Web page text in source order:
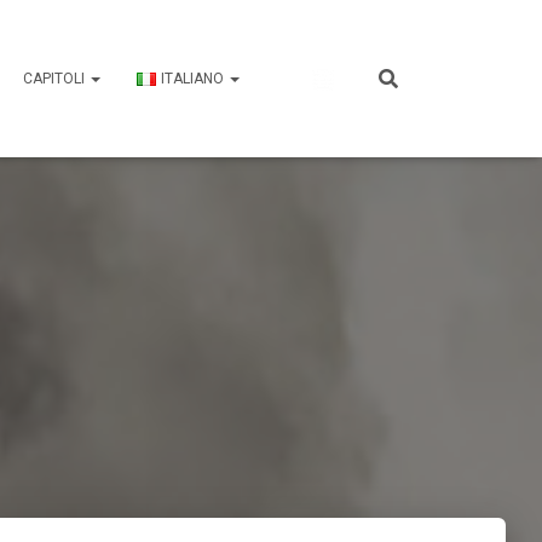
CAPITOLI ITALIANO